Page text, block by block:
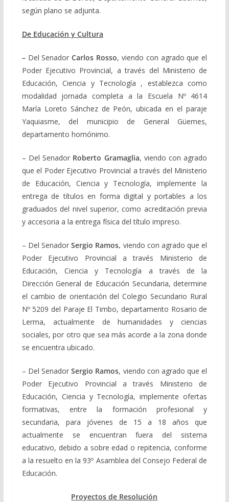
según plano se adjunta.
De Educación y Cultura
– Del SenadorCarlos Rosso, viendo con agrado que el
Poder Ejecutivo Provincial, a través del Ministerio de
Educación, Ciencia y Tecnología , establezca como
modalidad jornada completa a la Escuela Nº 4614
María Loreto Sánchez de Peón, ubicada en el paraje
Yaquiasme, del municipio de General Güemes,
departamento homónimo.
– Del Senador Roberto Gramaglia, viendo con agrado
que el Poder Ejecutivo Provincial a través del Ministerio
de Educación, Ciencia y Tecnología, implemente la
entrega de títulos en forma digital y portables a los
graduados del nivel superior, como acreditación previa
y accesoria a la entrega física del título impreso.
– Del SenadorSergio Ramos, viendo con agrado que el
Poder Ejecutivo Provincial a través Ministerio de
Educación, Ciencia y Tecnología a través de la
Dirección General de Educación Secundaria, determine
el cambio de orientación del Colegio Secundario Rural
Nº 5209 del Paraje El Timbo, departamento Rosario de
Lerma, actualmente de humanidades y ciencias
sociales, por otro que sea más acorde a la zona donde
se encuentra ubicado.
– Del SenadorSergio Ramos, viendo con agrado que el
Poder Ejecutivo Provincial a través Ministerio de
Educación, Ciencia y Tecnología, implemente ofertas
formativas, entre la formación profesional y
secundaria, para jóvenes de 15 a 18 años que
actualmente se encuentran fuera del sistema
educativo, debido a sobre edad o repitencia, conforme
a la resuelto en la 93º Asamblea del Consejo Federal de
Educación.
Proyectos de Resolución